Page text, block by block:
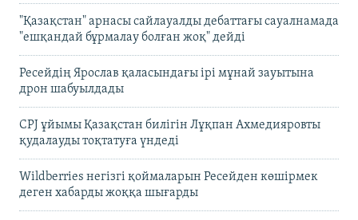
"Қазақстан" арнасы сайлауалды дебаттағы сауалнамада
"ешқандай бұрмалау болған жоқ" дейді
Ресейдің Ярослав қаласындағы ірі мұнай зауытына
дрон шабуылдады
CPJ ұйымы Қазақстан билігін Лұқпан Ахмедияровты
қудалауды тоқтатуға үндеді
Wildberries негізгі қоймаларын Ресейден көшірмек
деген хабарды жоққа шығарды